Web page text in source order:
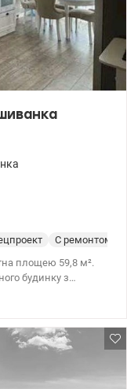
С ремонтом
будинку з
сучасний
місць для
будинку